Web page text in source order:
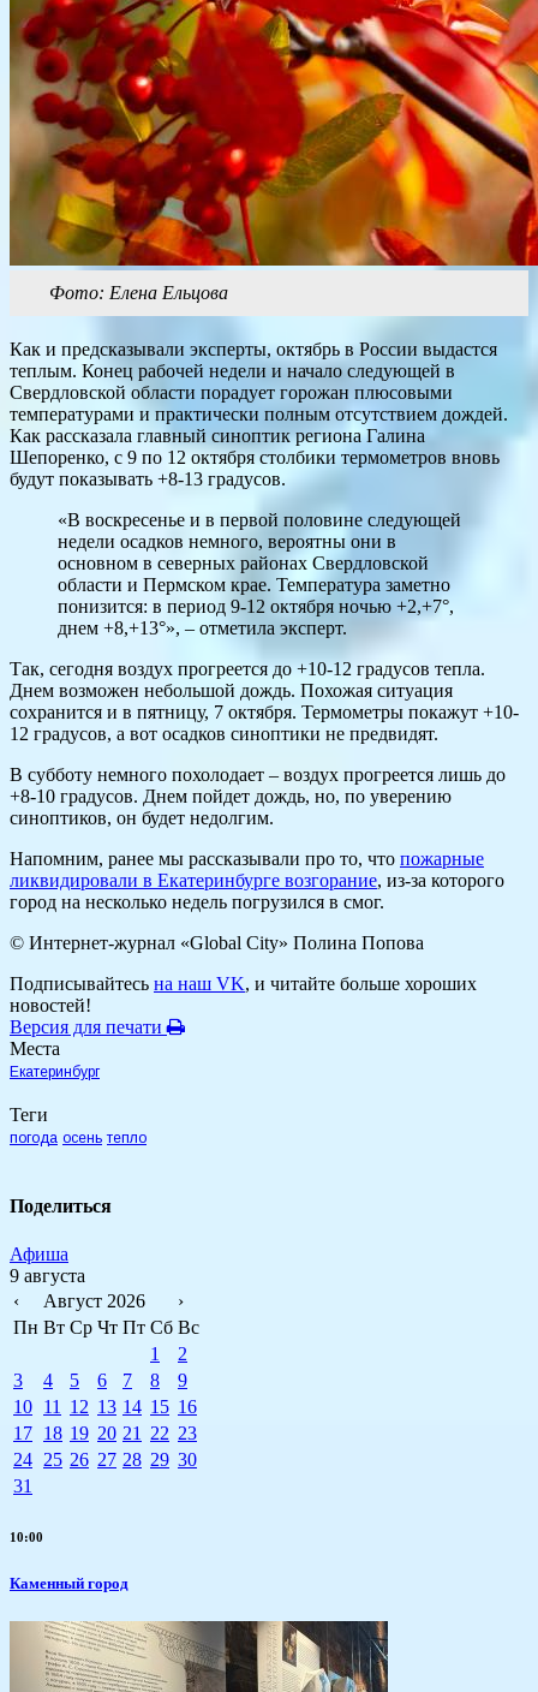
Фото: Елена Ельцова
Как и предсказывали эксперты, октябрь в России выдастся
теплым. Конец рабочей недели и начало следующей в
Свердловской области порадует горожан плюсовыми
температурами и практически полным отсутствием дождей.
Как рассказала главный синоптик региона Галина
Шепоренко, с 9 по 12 октября столбики термометров вновь
будут показывать +8-13 градусов.
«В воскресенье и в первой половине следующей
недели осадков немного, вероятны они в
основном в северных районах Свердловской
области и Пермском крае. Температура заметно
понизится: в период 9-12 октября ночью +2,+7°,
днем +8,+13°», – отметила эксперт.
Так, сегодня воздух прогреется до +10-12 градусов тепла.
Днем возможен небольшой дождь. Похожая ситуация
сохранится и в пятницу, 7 октября. Термометры покажут +10-
12 градусов, а вот осадков синоптики не предвидят.
В субботу немного похолодает – воздух прогреется лишь до
+8-10 градусов. Днем пойдет дождь, но, по уверению
синоптиков, он будет недолгим.
Напомним, ранее мы рассказывали про то, что пожарные
ликвидировали в Екатеринбурге возгорание, из-за которого
город на несколько недель погрузился в смог.
© Интернет-журнал «Global City» Полина Попова
Подписывайтесь на наш VK, и читайте больше хороших
новостей!
Версия для печати
Места
Екатеринбург
Теги
погода осень тепло
Поделиться
Афиша
9 августа
‹
Август 2026
›
Пн Вт Ср Чт Пт Сб Вс
1
2
3
4 5 6 7 8
9
10 11 12 13 14 15 16
17 18 19 20 21 22 23
24 25 26 27 28 29 30
31
10:00
Каменный город